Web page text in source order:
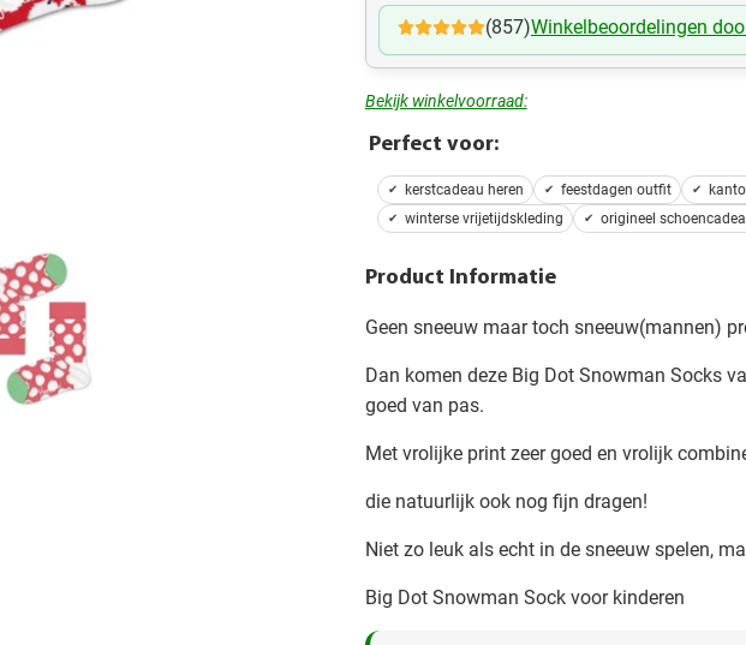
(857)Winkelbeoordelingen
Bekijk winkelvoorraad:
Perfect voor:
kerstcadeau heren feestdagen outfit
winterse vrijetijdskleding
origineel
Product Informatie
Geen sneeuw maar toch sneeuw(mannen)
Dan komen deze Big Dot Snowman Socks
goed van pas.
Met vrolijke print zeer goed en vrolijk
die natuurlijk ook nog fijn dragen!
Niet zo leuk als echt in de sneeuw spelen,
Big Dot Snowman Sock voor kinderen